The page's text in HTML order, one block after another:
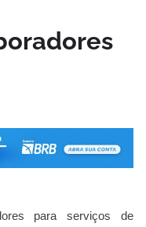
para serviços de